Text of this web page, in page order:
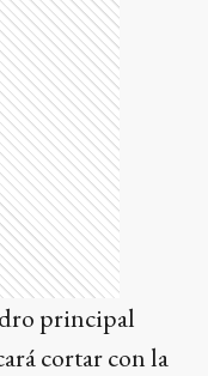
principal
cortar con la